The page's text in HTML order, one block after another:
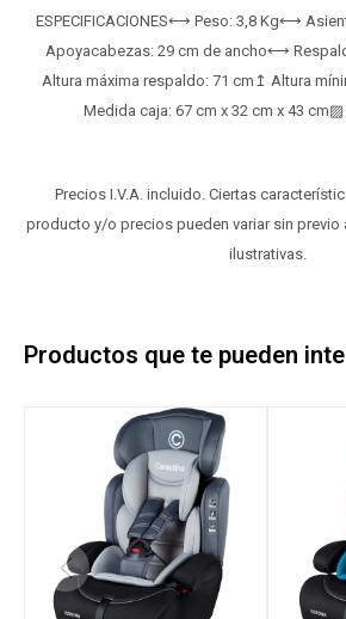
ESPECIFICACIONES⟷ Peso: 3,8 Kg⟷
Apoyacabezas: 29 cm de ancho⟷
Altura máxima respaldo: 71 cm↥ Altura
Medida caja: 67 cm x 32 cm x 43 cm▨
Precios I.V.A. incluido. Ciertas
producto y/o precios pueden variar sin previo
ilustrativas.
Productos que te pueden